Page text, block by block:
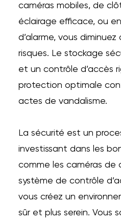
caméras mobiles, de
éclairage efficace, ou
d’alarme, vous
risques. Le stockage
et un contrôle d’accès
protection optimale
actes de vandalisme.
La sécurité est un
investissant dans les
comme les caméras de
système de contrôle
vous créez un
sûr et plus serein. Vous